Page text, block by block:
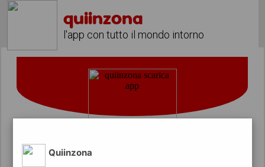
quiinzona
l'app con tutto il mondo intorno
Quiinzona